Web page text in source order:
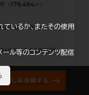
（176.464㎡）
円 8,000円/坪
円 48,000円/坪
まとめて資料請求
ス探しを依頼する
いるか、またその使用
ール等のコンテンツ配信